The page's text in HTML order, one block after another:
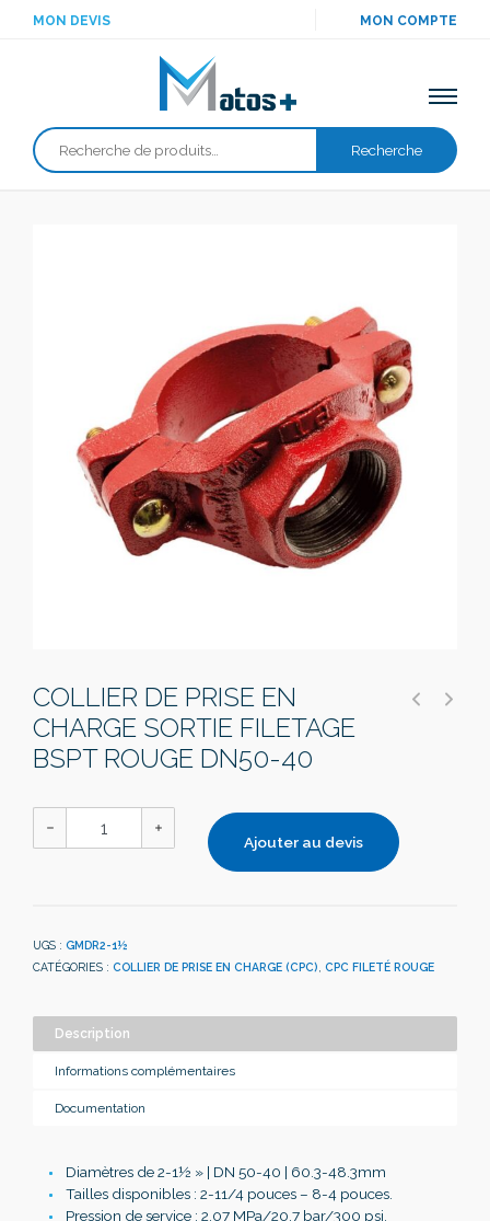
MON DEVIS MON COMPTE
Recherche
Recherche
COLLIER DE PRISE EN
CHARGE SORTIE FILETAGE
BSPT ROUGE DN50-40
Ajouter au devis
UGS : GMDR2-1½
CATÉGORIES : COLLIER DE PRISE EN CHARGE (CPC) CPC FILETÉ ROUGE
Description
Informations complémentaires
Documentation
Diamètres de 2-1½ » | DN 50-40 | 60.3-48.3mm
Tailles disponibles : 2-11/4 pouces – 8-4 pouces.
Pression de service : 2,07 MPa/20,7 bar/300 psi.